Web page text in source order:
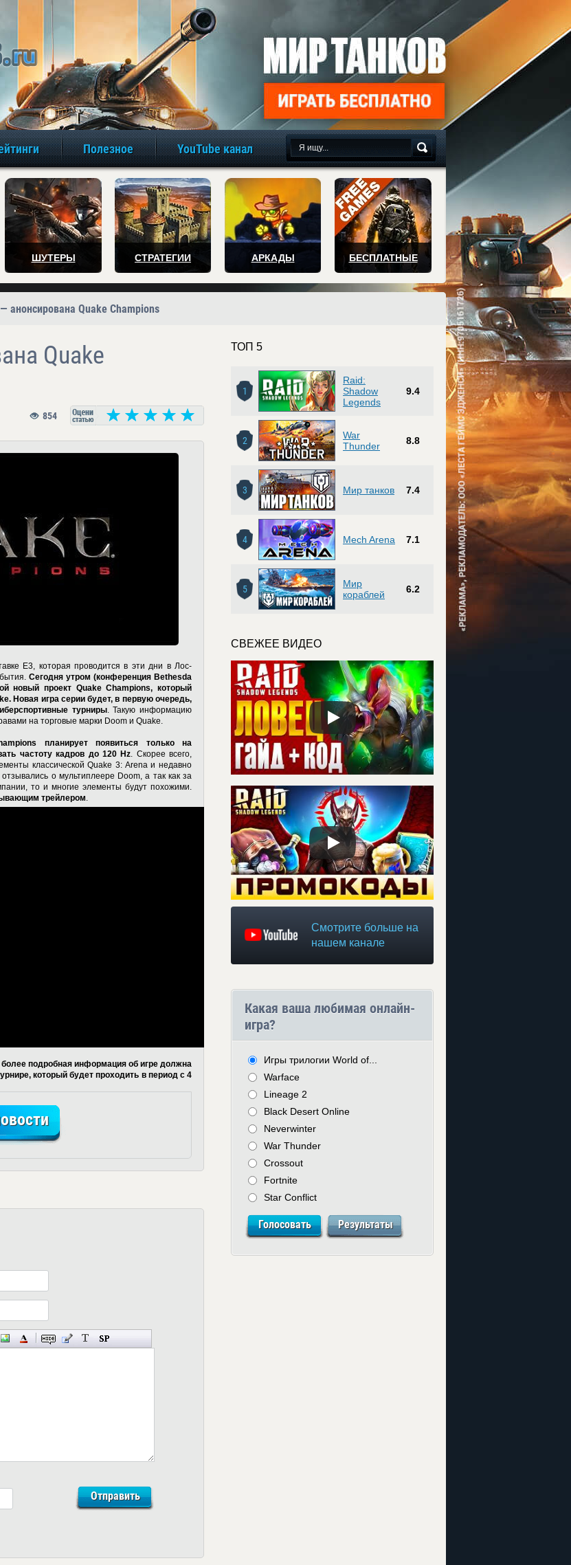
игры онлайн бесплатно
Полезное YouTube канал
ШУТЕРЫ СТРАТЕГИИ АРКАДЫ БЕСПЛАТНЫЕ
анонсирована Quake Champions
Quake
854
E3, которая проводится в эти дни в Лос-
Сегодня утром (конференция Bethesda
новый проект Quake Champions, который
Новая игра серии будет, в первую очередь,
турниры. Такую информацию
на торговые марки Doom и Quake.
планирует появиться только на
частоту кадров до 120 Hz. Скорее всего,
классической Quake 3: Arena и недавно
о мультиплеере Doom, а так как за
то и многие элементы будут похожими.
трейлером.
более подробная информация об игре должна
который будет проходить в период с 4
ТОП 5
1
Raid:
Shadow
Legends
9.4
2
War
Thunder
8.8
3 Мир танков 7.4
4 Mech Arena 7.1
5
Мир
кораблей
6.2
СВЕЖЕЕ ВИДЕО
Смотрите больше на
нашем канале
Какая ваша любимая онлайн-
игра?
Игры трилогии World of...
Warface
Lineage 2
Black Desert Online
Neverwinter
War Thunder
Crossout
Fortnite
Star Conflict